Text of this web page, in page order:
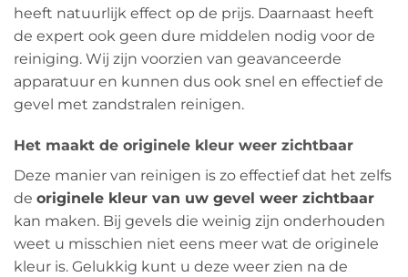
heeft natuurlijk effect op de prijs. Daarnaast heeft
de expert ook geen dure middelen nodig voor de
reiniging. Wij zijn voorzien van geavanceerde
apparatuur en kunnen dus ook snel en effectief de
gevel met zandstralen reinigen.
Het maakt de originele kleur weer zichtbaar
Deze manier van reinigen is zo effectief dat het zelfs
de originele kleur van uw gevel weer zichtbaar
kan maken. Bij gevels die weinig zijn onderhouden
weet u misschien niet eens meer wat de originele
kleur is. Gelukkig kunt u deze weer zien na de